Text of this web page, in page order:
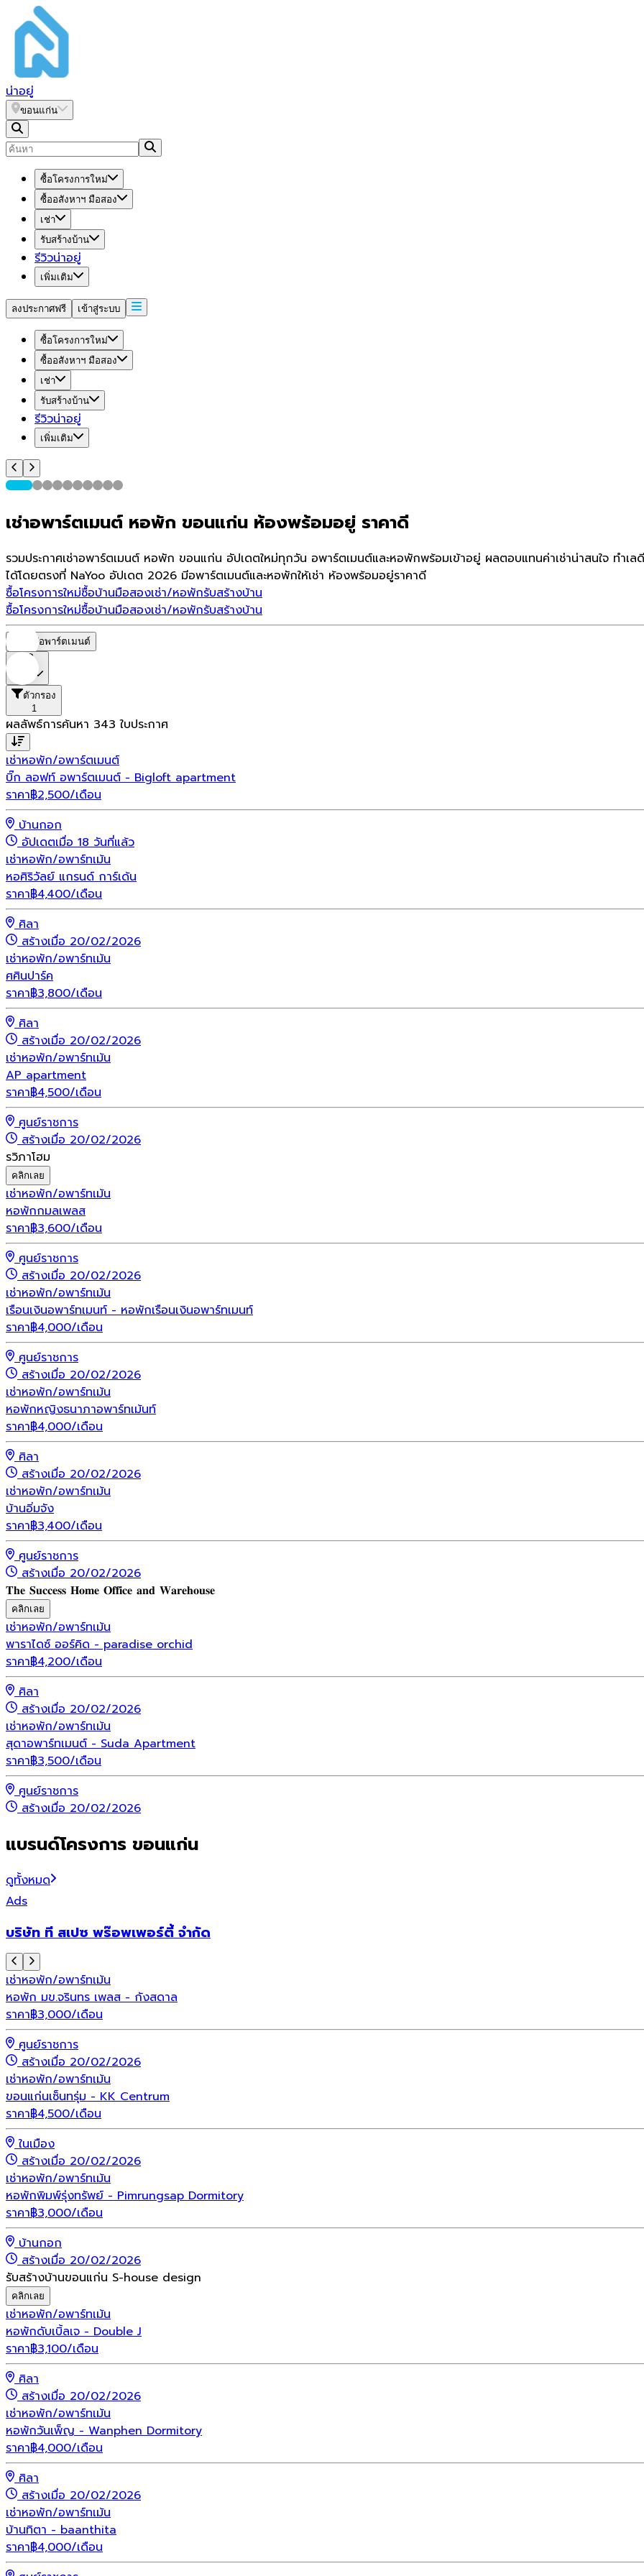
น่าอยู่
ขอนแก่น
ซื้อโครงการใหม่
ซื้ออสังหาฯ มือสอง
เช่า
รับสร้างบ้าน
รีวิวน่าอยู่
เพิ่มเติม
ลงประกาศฟรี เข้าสู่ระบบ
ซื้อโครงการใหม่
ซื้ออสังหาฯ มือสอง
เช่า
รับสร้างบ้าน
รีวิวน่าอยู่
เพิ่มเติม
เช่าอพาร์ตเมนต์ หอพัก ขอนแก่น ห้องพร้อมอยู่ ราคาดี
รวมประกาศเช่าอพาร์ตเมนต์ หอพัก ขอนแก่น อัปเดตใหม่ทุกวัน อพาร์ตเมนต์และหอพักพร้อมเข้าอยู่ ผลตอบแทนค่าเช่าน่าสนใจ ทำเ
ได้โดยตรงที่ NaYoo อัปเดต 2026 มีอพาร์ตเมนต์และหอพักให้เช่า ห้องพร้อมอยู่ราคาดี
ซื้อโครงการใหม่ซื้อบ้านมือสองเช่า/หอพักรับสร้างบ้าน
ซื้อโครงการใหม่ซื้อบ้านมือสองเช่า/หอพักรับสร้างบ้าน
หอพัก/อพาร์ตเมนต์
ตัวกรอง
1
ผลลัพธ์การค้นหา 343 ใบประกาศ
เช่าหอพัก/อพาร์ตเมนต์
บิ๊ก ลอฟท์ อพาร์ตเมนต์ - Bigloft apartment
ราคา฿2,500/เดือน
บ้านกอก
อัปเดตเมื่อ 18 วันที่แล้ว
เช่าหอพัก/อพาร์ทเม้น
หอศิริวัลย์ แกรนด์ การ์เด้น
ราคา฿4,400/เดือน
ศิลา
สร้างเมื่อ 20/02/2026
เช่าหอพัก/อพาร์ทเม้น
ศศินปาร์ค
ราคา฿3,800/เดือน
ศิลา
สร้างเมื่อ 20/02/2026
เช่าหอพัก/อพาร์ทเม้น
AP apartment
ราคา฿4,500/เดือน
ศูนย์ราชการ
สร้างเมื่อ 20/02/2026
รวิภาโฮม
คลิกเลย
เช่าหอพัก/อพาร์ทเม้น
หอพักกมลเพลส
ราคา฿3,600/เดือน
ศูนย์ราชการ
สร้างเมื่อ 20/02/2026
เช่าหอพัก/อพาร์ทเม้น
เรือนเงินอพาร์ทเมนท์ - หอพักเรือนเงินอพาร์ทเมนท์
ราคา฿4,000/เดือน
ศูนย์ราชการ
สร้างเมื่อ 20/02/2026
เช่าหอพัก/อพาร์ทเม้น
หอพักหญิงธนาภาอพาร์ทเม้นท์
ราคา฿4,000/เดือน
ศิลา
สร้างเมื่อ 20/02/2026
เช่าหอพัก/อพาร์ทเม้น
บ้านอิ่มจัง
ราคา฿3,400/เดือน
ศูนย์ราชการ
สร้างเมื่อ 20/02/2026
𝐓𝐡𝐞 𝐒𝐮𝐜𝐜𝐞𝐬𝐬 𝐇𝐨𝐦𝐞 𝐎𝐟𝐟𝐢𝐜𝐞 𝐚𝐧𝐝 𝐖𝐚𝐫𝐞𝐡𝐨𝐮𝐬𝐞
คลิกเลย
เช่าหอพัก/อพาร์ทเม้น
พาราไดซ์ ออร์คิด - paradise orchid
ราคา฿4,200/เดือน
ศิลา
สร้างเมื่อ 20/02/2026
เช่าหอพัก/อพาร์ทเม้น
สุดาอพาร์ทเมนต์ - Suda Apartment
ราคา฿3,500/เดือน
ศูนย์ราชการ
สร้างเมื่อ 20/02/2026
แบรนด์โครงการ ขอนแก่น
ดูทั้งหมด
Ads
บริษัท ที สเปซ พร๊อพเพอร์ตี้ จำกัด
เช่าหอพัก/อพาร์ทเม้น
หอพัก มข.จรินทร เพลส - กังสดาล
ราคา฿3,000/เดือน
ศูนย์ราชการ
สร้างเมื่อ 20/02/2026
เช่าหอพัก/อพาร์ทเม้น
ขอนแก่นเซ็นทรุ่ม - KK Centrum
ราคา฿4,500/เดือน
ในเมือง
สร้างเมื่อ 20/02/2026
เช่าหอพัก/อพาร์ทเม้น
หอพักพิมพ์รุ่งทรัพย์ - Pimrungsap Dormitory
ราคา฿3,000/เดือน
บ้านกอก
สร้างเมื่อ 20/02/2026
รับสร้างบ้านขอนแก่น S-house design
คลิกเลย
เช่าหอพัก/อพาร์ทเม้น
หอพักดับเบิ้ลเจ - Double J
ราคา฿3,100/เดือน
ศิลา
สร้างเมื่อ 20/02/2026
เช่าหอพัก/อพาร์ทเม้น
หอพักวันเพ็ญ - Wanphen Dormitory
ราคา฿4,000/เดือน
ศิลา
สร้างเมื่อ 20/02/2026
เช่าหอพัก/อพาร์ทเม้น
บ้านทิตา - baanthita
ราคา฿4,000/เดือน